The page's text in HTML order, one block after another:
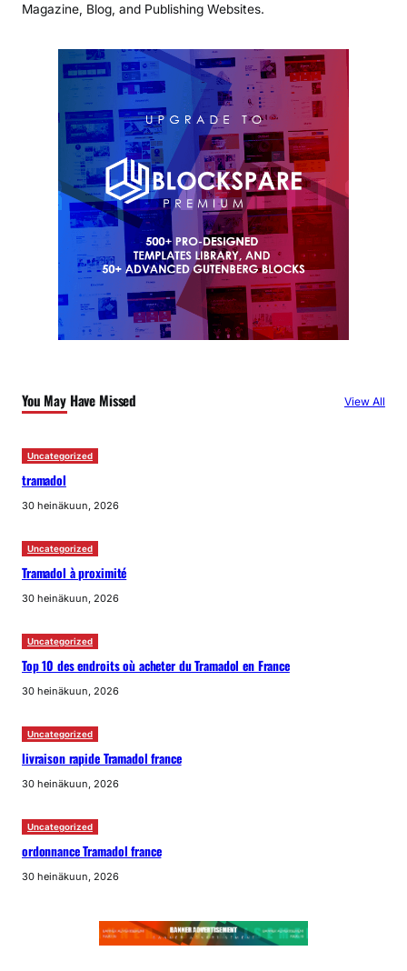
Magazine, Blog, and Publishing Websites.
You May Have Missed View All
Uncategorized
tramadol
30 heinäkuun, 2026
Uncategorized
Tramadol à proximité
30 heinäkuun, 2026
Uncategorized
Top 10 des endroits où acheter du Tramadol en France
30 heinäkuun, 2026
Uncategorized
livraison rapide Tramadol france
30 heinäkuun, 2026
Uncategorized
ordonnance Tramadol france
30 heinäkuun, 2026